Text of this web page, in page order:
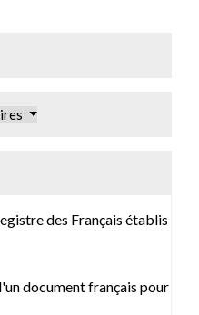
des Français établis
document français pour